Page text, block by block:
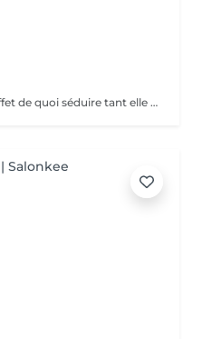
La coloration des sourcils a en effet de quoi séduire tant elle met les yeux en valeur : elle permet, avec un temps de pose très court, de définir une jolie ligne et de créer une impression de sourcils fournis, à la couleur intense, le tout pour une tenue d'environ trois semaines.